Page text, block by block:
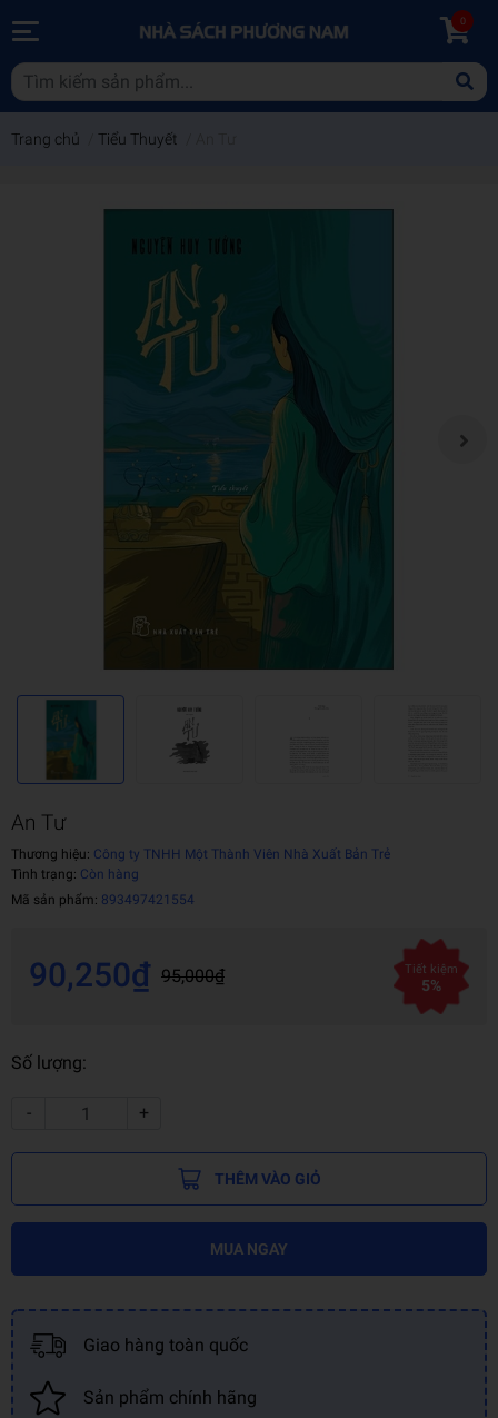
0
Trang chủ Tiểu Thuyết
An Tư
Thương hiệu: Công ty TNHH Một Thành Viên Nhà Xuất Bản Trẻ
Tình trạng: Còn hàng
Mã sản phẩm: 893497421554
90,250₫ 95,000₫ Tiết kiệm
5%
Số lượng:
- +
THÊM VÀO GIỎ
MUA NGAY
Giao hàng toàn quốc
Sản phẩm chính hãng